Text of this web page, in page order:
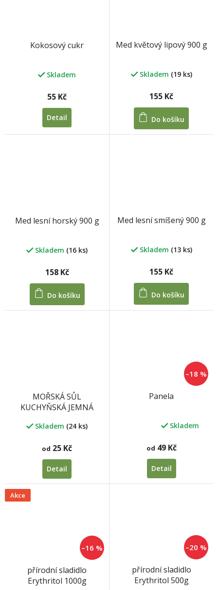
Kokosový cukr
Skladem
55 Kč
Detail
Med květový lipový 900 g
Skladem (19 ks)
155 Kč
Do košíku
Med lesní horský 900 g
Skladem (16 ks)
158 Kč
Do košíku
Med lesní smíšený 900 g
Skladem (13 ks)
155 Kč
Do košíku
MOŘSKÁ SŮL
KUCHYŇSKÁ JEMNÁ
Skladem (24 ks)
od 25 Kč
Detail
–18 %
Panela
5
Skladem
od 49 Kč
Detail
Akce
–16 %
přírodní sladidlo
Erythritol 1000g
–20 %
přírodní sladidlo
Erythritol 500g